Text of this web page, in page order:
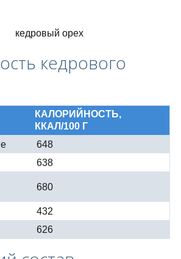
кедрового
КАЛОРИЙНОСТЬ,
ККАЛ/100 Г
648
638
680
432
626